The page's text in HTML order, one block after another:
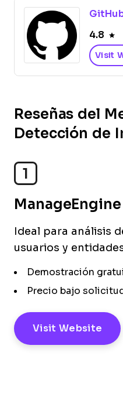
4.8
Visit
Reseñas del
Detección de
1
Ideal para análisis
usuarios y
Demostración
Precio bajo
Visit Website